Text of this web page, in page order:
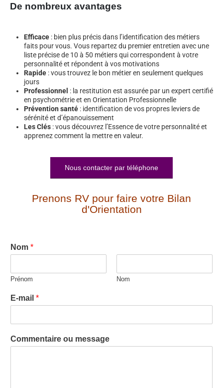
De nombreux avantages
Efficace : bien plus précis dans l’identification des métiers
faits pour vous. Vous repartez du premier entretien avec une
liste précise de 10 à 50 métiers qui correspondent à votre
personnalité et répondent à vos motivations
Rapide : vous trouvez le bon métier en seulement quelques
jours
Professionnel : la restitution est assurée par un expert certifié
en psychométrie et en Orientation Professionnelle
Prévention santé : identification de vos propres leviers de
sérénité et d’épanouissement
Les Clés : vous découvrez l’Essence de votre personnalité et
apprenez comment la mettre en valeur.
Nous contacter par téléphone
Prenons RV pour faire votre Bilan
d'Orientation
Nom *
Prénom Nom
E-mail *
Commentaire ou message